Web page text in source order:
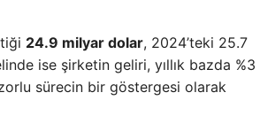
24.9 milyar dolar, 2024’teki 25.7
ise şirketin geliri, yıllık bazda %3
sürecin bir göstergesi olarak